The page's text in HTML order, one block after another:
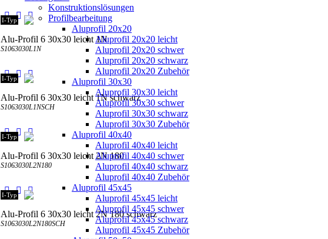
Konstruktionslösungen
Profilbearbeitung
Aluprofil 20x20
Aluprofil 20x20 leicht
Aluprofil 20x20 schwer
Aluprofil 20x20 schwarz
Aluprofil 20x20 Zubehör
Aluprofil 30x30
Aluprofil 30x30 leicht
Aluprofil 30x30 schwer
Aluprofil 30x30 schwarz
Aluprofil 30x30 Zubehör
Aluprofil 40x40
Aluprofil 40x40 leicht
Aluprofil 40x40 schwer
Aluprofil 40x40 schwarz
Aluprofil 40x40 Zubehör
Aluprofil 45x45
Aluprofil 45x45 leicht
Aluprofil 45x45 schwer
Aluprofil 45x45 schwarz
Aluprofil 45x45 Zubehör
Alu-Profil 6 30x30 leicht 1N
S1063030L1N
I-Typ
Alu-Profil 6 30x30 leicht 1N schwarz
S1063030L1NSCH
I-Typ
Alu-Profil 6 30x30 leicht 2N 180
S1063030L2N180
I-Typ
Alu-Profil 6 30x30 leicht 2N 180 schwarz
S1063030L2N180SCH
I-Typ